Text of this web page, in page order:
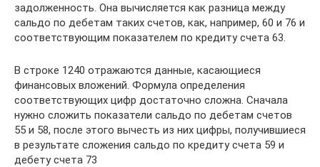
задолженность. Она вычисляется как разница между
сальдо по дебетам таких счетов, как, например, 60 и 76 и
соответствующим показателем по кредиту счета 63.
В строке 1240 отражаются данные, касающиеся
финансовых вложений. Формула определения
соответствующих цифр достаточно сложна. Сначала
нужно сложить показатели сальдо по дебетам счетов
55 и 58, после этого вычесть из них цифры, получившиеся
в результате сложения сальдо по кредиту счета 59 и
дебету счета 73